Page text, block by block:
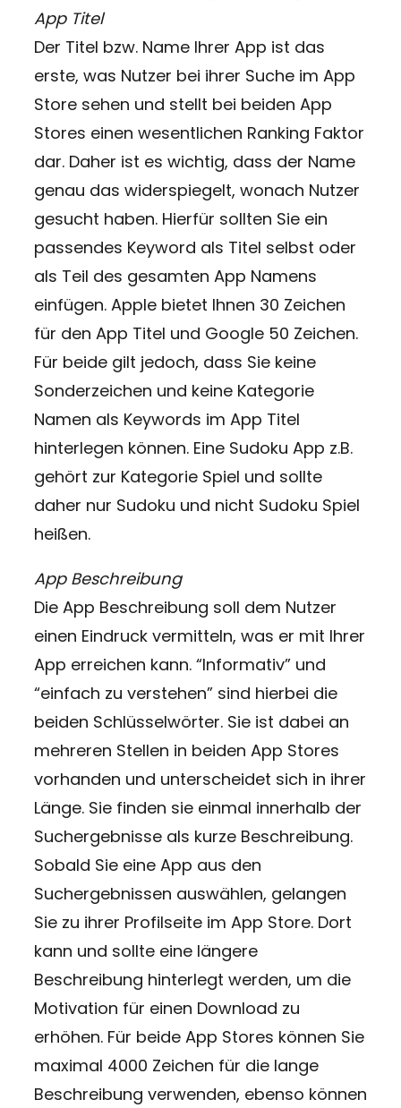
App Titel
Der Titel bzw. Name Ihrer App ist das
erste, was Nutzer bei ihrer Suche im App
Store sehen und stellt bei beiden App
Stores einen wesentlichen Ranking Faktor
dar. Daher ist es wichtig, dass der Name
genau das widerspiegelt, wonach Nutzer
gesucht haben. Hierfür sollten Sie ein
passendes Keyword als Titel selbst oder
als Teil des gesamten App Namens
einfügen. Apple bietet Ihnen 30 Zeichen
für den App Titel und Google 50 Zeichen.
Für beide gilt jedoch, dass Sie keine
Sonderzeichen und keine Kategorie
Namen als Keywords im App Titel
hinterlegen können. Eine Sudoku App z.B.
gehört zur Kategorie Spiel und sollte
daher nur Sudoku und nicht Sudoku Spiel
heißen.
App Beschreibung
Die App Beschreibung soll dem Nutzer
einen Eindruck vermitteln, was er mit Ihrer
App erreichen kann. “Informativ” und
“einfach zu verstehen” sind hierbei die
beiden Schlüsselwörter. Sie ist dabei an
mehreren Stellen in beiden App Stores
vorhanden und unterscheidet sich in ihrer
Länge. Sie finden sie einmal innerhalb der
Suchergebnisse als kurze Beschreibung.
Sobald Sie eine App aus den
Suchergebnissen auswählen, gelangen
Sie zu ihrer Profilseite im App Store. Dort
kann und sollte eine längere
Beschreibung hinterlegt werden, um die
Motivation für einen Download zu
erhöhen. Für beide App Stores können Sie
maximal 4000 Zeichen für die lange
Beschreibung verwenden, ebenso können